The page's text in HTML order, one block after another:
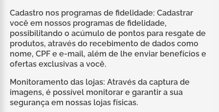
Cadastro nos programas de fidelidade: Cadastrar
você em nossos programas de fidelidade,
possibilitando o acúmulo de pontos para resgate de
produtos, através do recebimento de dados como
nome, CPF e e-mail, além de lhe enviar benefícios e
ofertas exclusivas a você.
Monitoramento das lojas: Através da captura de
imagens, é possível monitorar e garantir a sua
segurança em nossas lojas físicas.